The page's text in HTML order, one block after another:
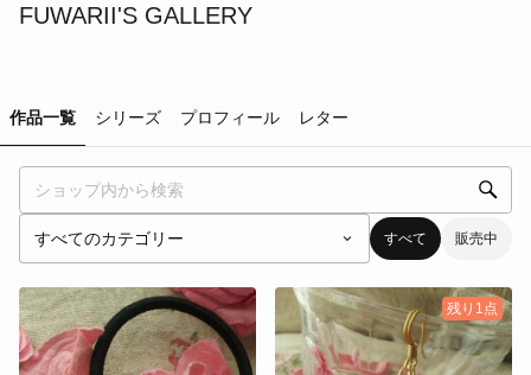
FUWARII'S GALLERY
作品一覧 シリーズ プロフィール レター
すべて 販売中
残り1点